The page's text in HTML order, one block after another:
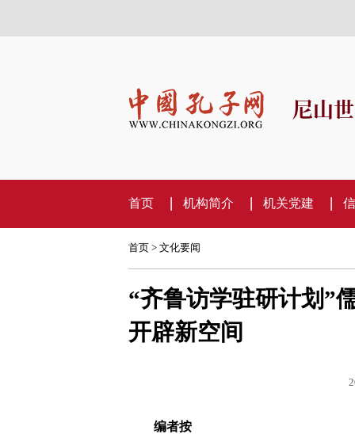
尼山
首页 机构简介 机关党建
首页> 文化要闻
“齐鲁访学驻研计划”
开辟新空间
编者按